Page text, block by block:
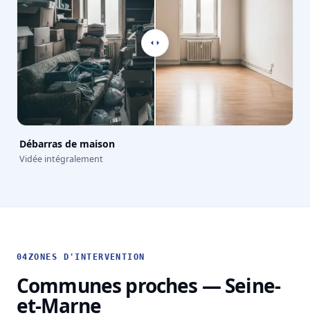
Débarras de maison
Vidée intégralement
04ZONES D'INTERVENTION
Communes proches — Seine-
et-Marne